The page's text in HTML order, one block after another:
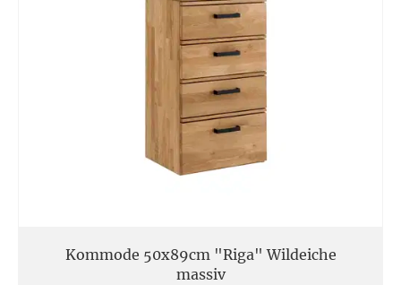
Kommode 50x89cm "Riga" Wildeiche
massiv